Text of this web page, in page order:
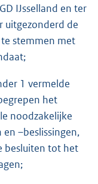
IJsselland en ter
uitgezonderd de
stemmen met
1 vermelde
het
noodzakelijke
–beslissingen,
besluiten tot het